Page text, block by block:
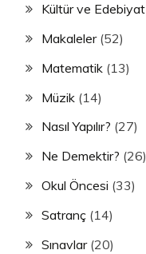
Kültür ve Edebiyat
Makaleler(52)
Matematik (13)
Müzik (14)
Nasıl Yapılır? (27)
Ne Demektir? (26)
Okul Öncesi (33)
Satranç (14)
Sınavlar(20)